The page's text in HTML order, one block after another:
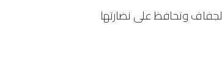
وتحافظ على نضارتها